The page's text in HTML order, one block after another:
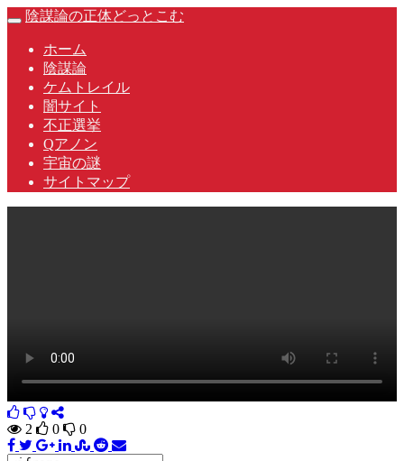
Skip
content
Toggle
陰謀論の正体どっとこむ
ホーム
陰謀論
ケムトレイル
闇サイト
不正選挙
Qアノン
宇宙の謎
サイトマップ
2 0 0